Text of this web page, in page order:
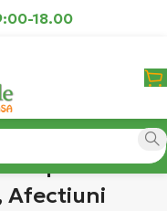
18.00
neplacut al
Afectiuni